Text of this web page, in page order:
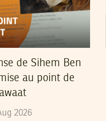
de Sihem Ben
au point de
2026